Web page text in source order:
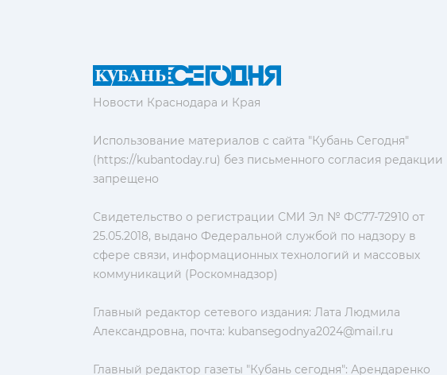
Новости Краснодара и Края
Использование материалов с сайта "Кубань Сегодня"
(https://kubantoday.ru) без письменного согласия редакции
запрещено
Свидетельство о регистрации СМИ Эл № ФС77-72910 от
25.05.2018, выдано Федеральной службой по надзору в
сфере связи, информационных технологий и массовых
коммуникаций (Роскомнадзор)
Главный редактор сетевого издания: Лата Людмила
Александровна, почта: kubansegodnya2024@mail.ru
Главный редактор газеты "Кубань сегодня": Арендаренко